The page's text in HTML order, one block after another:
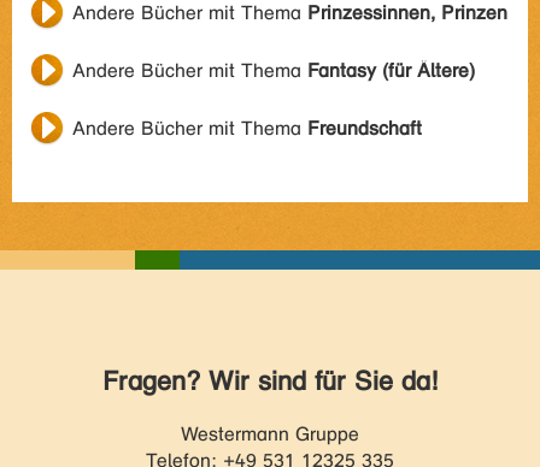
Andere Bücher mit Thema Prinzessinnen, Prinzen
Andere Bücher mit Thema Fantasy (für Ältere)
Andere Bücher mit Thema Freundschaft